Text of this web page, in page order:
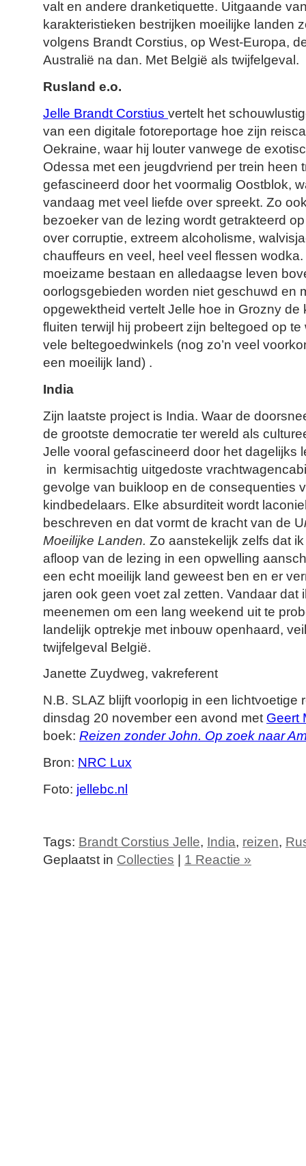
valt en andere dranketiquette. Uitgaande
karakteristieken bestrijken moeilijke landen
volgens Brandt Corstius, op West-Europa,
Australië na dan. Met België als twijfelgeval.
Rusland e.o.
Jelle Brandt Corstius vertelt het
van een digitale fotoreportage hoe zijn
Oekraine, waar hij louter vanwege de
Odessa met een jeugdvriend per trein heen
gefascineerd door het voormalig Oostblok,
vandaag met veel liefde over spreekt. Zo
bezoeker van de lezing wordt getrakteerd
over corruptie, extreem alcoholisme,
chauffeurs en veel, heel veel flessen
moeizame bestaan en alledaagse leven
oorlogsgebieden worden niet geschuwd en
opgewektheid vertelt Jelle hoe in Grozny de
fluiten terwijl hij probeert zijn beltegoed op
vele beltegoedwinkels (nog zo’n veel
een moeilijk land) .
India
Zijn laatste project is India. Waar de
de grootste democratie ter wereld als
Jelle vooral gefascineerd door het dagelijks
in kermisachtig uitgedoste
gevolge van buikloop en de consequenties
kindbedelaars. Elke absurditeit wordt
beschreven en dat vormt de kracht van de U
Moeilijke Landen. Zo aanstekelijk zelfs dat
afloop van de lezing in een opwelling
een echt moeilijk land geweest ben en er
jaren ook geen voet zal zetten. Vandaar dat
meenemen om een lang weekend uit te
landelijk optrekje met inbouw openhaard,
twijfelgeval België.
Janette Zuydweg, vakreferent
N.B. SLAZ blijft voorlopig in een lichtvoetige
dinsdag 20 november een avond met Geert
boek: Reizen zonder John. Op zoek naar
Bron: NRC Lux
Foto: jellebc.nl
Tags: Brandt Corstius Jelle, India, reizen,
Geplaatst in Collecties 1 Reactie »